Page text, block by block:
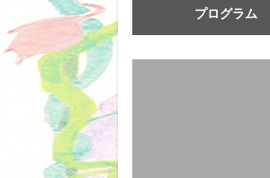
プログラム